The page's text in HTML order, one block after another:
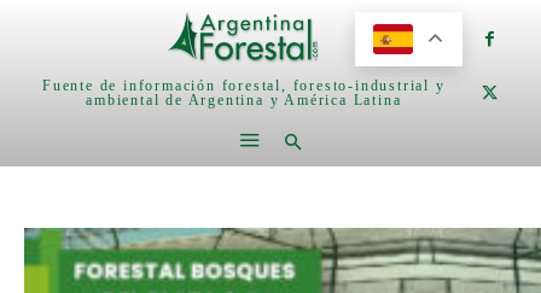
Fuente de información forestal, foresto-industrial y
ambiental de Argentina y América Latina